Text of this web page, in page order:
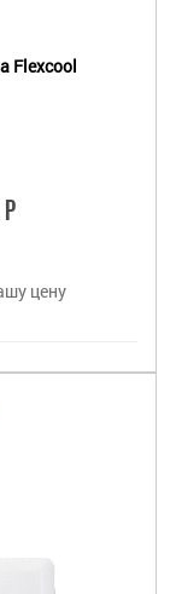
Flexcool
цену